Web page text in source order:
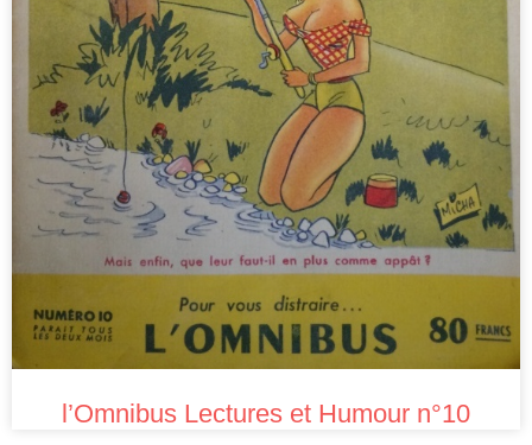
l’Omnibus Lectures et Humour n°10